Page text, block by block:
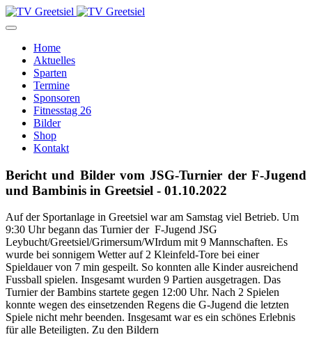
Home
Aktuelles
Sparten
Termine
Sponsoren
Fitnesstag 26
Bilder
Shop
Kontakt
Bericht und Bilder vom JSG-Turnier der F-Jugend
und Bambinis in Greetsiel - 01.10.2022
Auf der Sportanlage in Greetsiel war am Samstag viel Betrieb. Um
9:30 Uhr begann das Turnier der F-Jugend JSG
Leybucht/Greetsiel/Grimersum/WIrdum mit 9 Mannschaften. Es
wurde bei sonnigem Wetter auf 2 Kleinfeld-Tore bei einer
Spieldauer von 7 min gespeilt. So konnten alle Kinder ausreichend
Fussball spielen. Insgesamt wurden 9 Partien ausgetragen. Das
Turnier der Bambins startete gegen 12:00 Uhr. Nach 2 Spielen
konnte wegen des einsetzenden Regens die G-Jugend die letzten
Spiele nicht mehr beenden. Insgesamt war es ein schönes Erlebnis
für alle Beteiligten. Zu den Bildern